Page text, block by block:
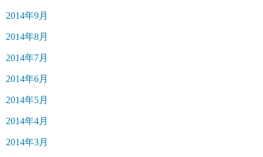
2014年9月
2014年8月
2014年7月
2014年6月
2014年5月
2014年4月
2014年3月